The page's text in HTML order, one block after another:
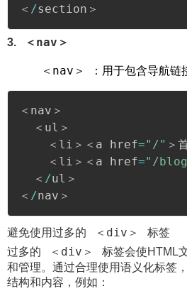
＜ /section＞
3. ＜nav＞
＜nav＞ ：用于包含导航链
＜nav＞
  ＜ul＞
    ＜li＞＜a href
="/" ＞
    ＜li＞＜a href
="/
  ＜
/ul＞
＜ /nav＞
避免使用过多的 ＜div＞
标签
过多的
＜div＞
标签会使HTML
和管理。通过合理使用语义化标签
结构和内容，例如：